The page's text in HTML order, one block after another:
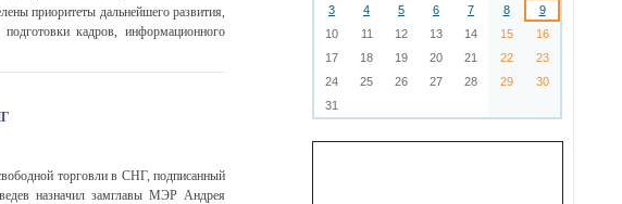
3
4 5 6 7 8
9
10
11 12 13 14 15
16
17
18 19 20 21 22
23
24
25 26 27 28 29
30
31
приоритеты дальнейшего развития,
кадров, информационного
торговли в СНГ, подписанный
назначил замглавы МЭР Андрея